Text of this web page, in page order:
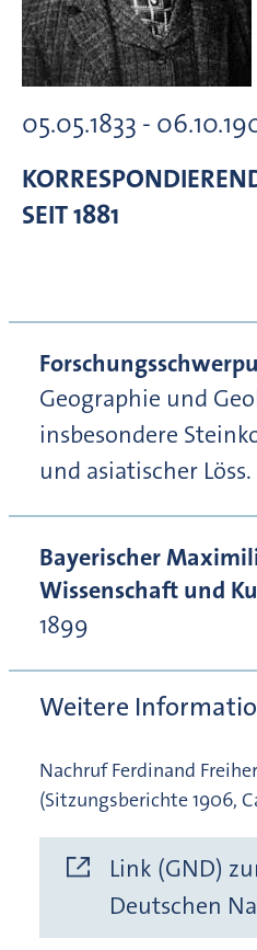
05.05.1833 -
SEIT 1881
Geographie und
insbesondere
und asiatischer Löss.
Bayerischer
Wissenschaft und
1899
Weitere
Nachruf Ferdinand
(Sitzungsberichte 1906,
Link (GND)
Deutschen